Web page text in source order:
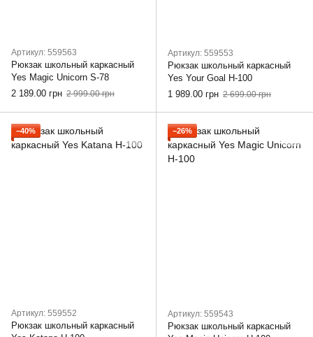
Артикул: 559563
Рюкзак школьный каркасный
Yes Magic Unicorn S-78
2 189.00 грн 2 999.00 грн
Артикул: 559553
Рюкзак школьный каркасный
Yes Your Goal H-100
1 989.00 грн 2 699.00 грн
−40%
Артикул: 559552
Рюкзак школьный каркасный
−26%
Артикул: 559543
Рюкзак школьный каркасный